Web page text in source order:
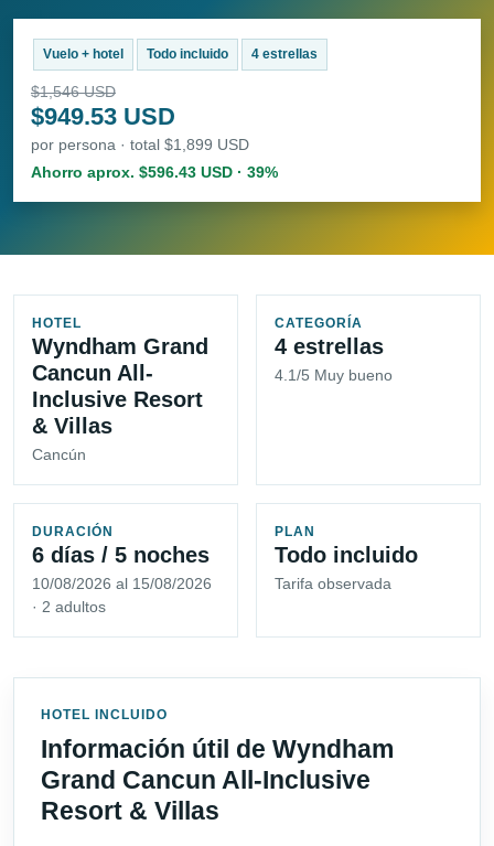
Vuelo + hotel Todo incluido 4 estrellas
$1,546 USD
$949.53 USD
por persona · total $1,899 USD
Ahorro aprox. $596.43 USD · 39%
HOTEL
Wyndham Grand
Cancun All-
Inclusive Resort
& Villas
Cancún
CATEGORÍA
4 estrellas
4.1/5 Muy bueno
DURACIÓN
6 días / 5 noches
10/08/2026 al 15/08/2026
· 2 adultos
PLAN
Todo incluido
Tarifa observada
HOTEL INCLUIDO
Información útil de Wyndham
Grand Cancun All-Inclusive
Resort & Villas